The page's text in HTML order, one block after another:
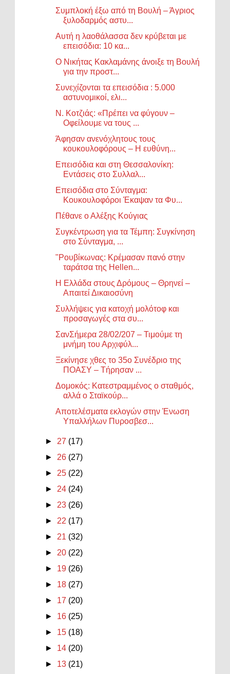
Συμπλοκή έξω από τη Βουλή – Άγριος
ξυλοδαρμός αστυ...
Αυτή η λαοθάλασσα δεν κρύβεται με
επεισόδια: 10 κα...
Ο Νικήτας Κακλαμάνης άνοιξε τη Βουλή
για την προστ...
Συνεχίζονται τα επεισόδια : 5.000
αστυνομικοί, ελι...
Ν. Κοτζιάς: «Πρέπει να φύγουν –
Οφείλουμε να τους ...
Άφησαν ανενόχλητους τους
κουκουλοφόρους – Η ευθύνη...
Επεισόδια και στη Θεσσαλονίκη:
Εντάσεις στο Συλλαλ...
Επεισόδια στο Σύνταγμα:
Κουκουλοφόροι Έκαψαν τα Φυ...
Πέθανε ο Αλέξης Κούγιας
Συγκέντρωση για τα Τέμπη: Συγκίνηση
στο Σύνταγμα, ...
"Ρουβίκωνας: Κρέμασαν πανό στην
ταράτσα της Hellen...
Η Ελλάδα στους Δρόμους – Θρηνεί –
Απαιτεί Δικαιοσύνη
Συλλήψεις για κατοχή μολότοφ και
προσαγωγές στα συ...
ΣανΣήμερα 28/02/207 – Τιμούμε τη
μνήμη του Αρχιφύλ...
Ξεκίνησε χθες το 35ο Συνέδριο της
ΠΟΑΣΥ – Τήρησαν ...
Δομοκός: Κατεστραμμένος ο σταθμός,
αλλά ο Σταϊκούρ...
Αποτελέσματα εκλογών στην Ένωση
Υπαλλήλων Πυροσβεσ...
► 27 (17)
► 26 (27)
► 25 (22)
► 24 (24)
► 23 (26)
► 22 (17)
► 21 (32)
► 20 (22)
► 19 (26)
► 18 (27)
► 17 (20)
► 16 (25)
► 15 (18)
► 14 (20)
► 13 (21)